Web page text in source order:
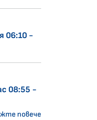
06:10 -
08:55 -
повече